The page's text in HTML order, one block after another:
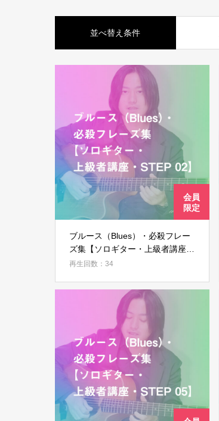
並べ替え条件
ブルース（Blues）・必殺フレー
ズ集【ソロギター・上級者講座・
STEP 02】
再生回数：34